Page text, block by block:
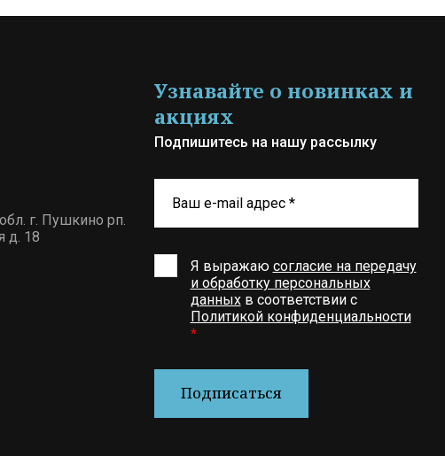
г. Пушкино рп.
д. 18
Узнавайте о новинках и
акциях
Подпишитесь на нашу рассылку
Я выражаю согласие на передачу
и обработку персональных
данныхв соответствии с
Политикой конфиденциальности
*
Подписаться